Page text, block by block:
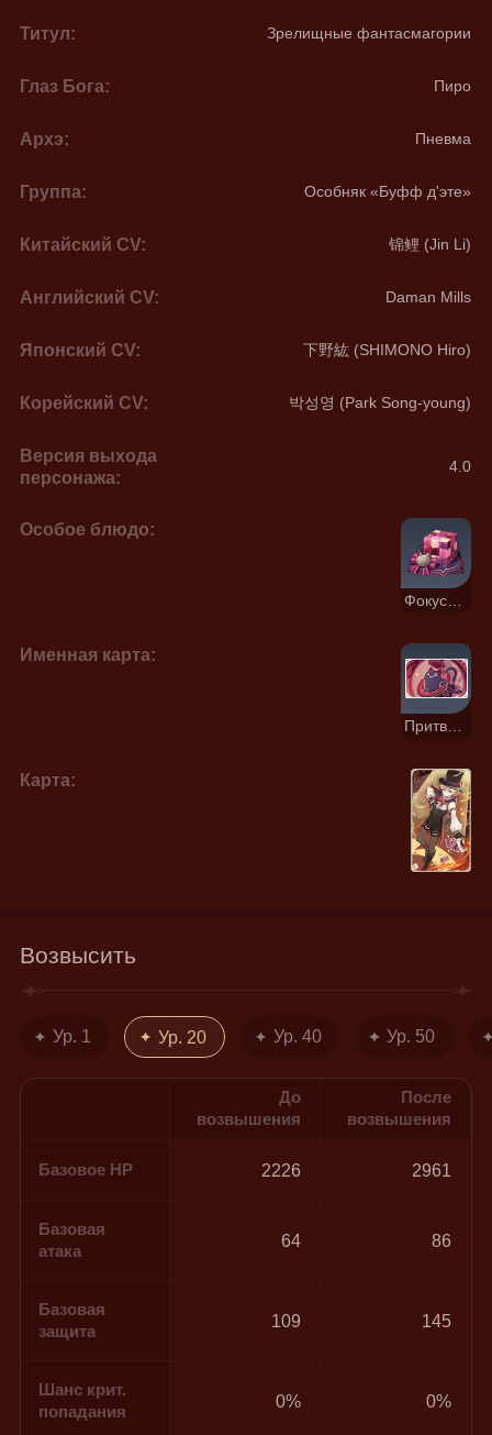
Титул: Зрелищные фантасмагории
Глаз Бога: Пиро
Архэ: Пневма
Группа: Особняк «Буфф д'эте»
Китайский CV: 锦鲤 (Jin Li)
Английский CV: Daman Mills
Японский CV: 下野紘 (SHIMONO Hiro)
Корейский CV: 박성영 (Park Song-young)
Версия выхода
персонажа:
4.0
Особое блюдо:
Фокус-покус
Именная карта:
Притворство
Карта:
Возвысить
Ур. 1 Ур. 20 Ур. 40 Ур. 50
До
возвышения
После
возвышения
Базовое HP 2226 2961
Базовая
атака
64 86
Базовая
защита
109 145
Шанс крит.
попадания
0% 0%